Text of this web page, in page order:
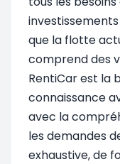
que la flotte
comprend des
RentiCar est la
connaissance
avec la
les demandes
exhaustive, de